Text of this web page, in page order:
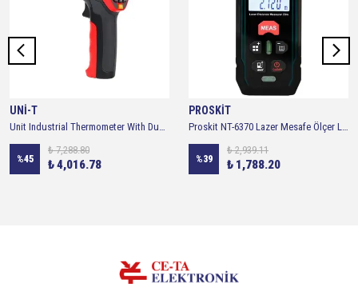
UNİ-T
Unit Industrial Thermometer With Dual Laser Unit UT302D+ Infared Thermometer -32° / + 1100°
%45
₺ 7,288.80
₺ 4,016.78
PROSKİT
Proskit NT-6370 Lazer Mesafe Ölçer Lazermetre 70m ( 70metre )
%39
₺ 2,939.11
₺ 1,788.20